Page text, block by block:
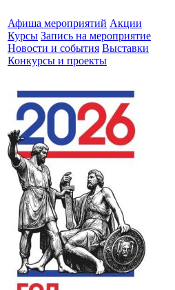
Афиша мероприятий Акции
Курсы Запись на мероприятие
Новости и события Выставки
Конкурсы и проекты